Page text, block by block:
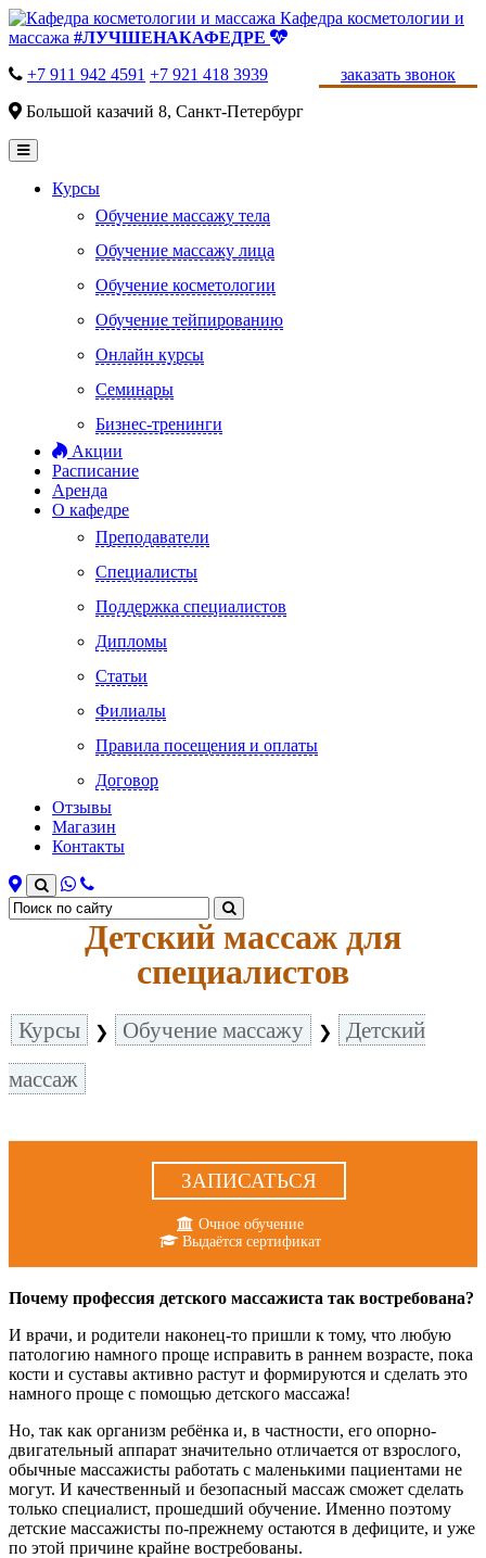
Кафедра косметологии и
массажа #ЛУЧШЕНАКАФЕДРЕ
заказать звонок
+7 911 942 4591 +7 921 418 3939
Большой казачий 8, Санкт-Петербург
Курсы
Обучение массажу тела
Обучение массажу лица
Обучение косметологии
Обучение тейпированию
Онлайн курсы
Семинары
Бизнес-тренинги
Акции
Расписание
Аренда
О кафедре
Преподаватели
Специалисты
Поддержка специалистов
Дипломы
Статьи
Филиалы
Правила посещения и оплаты
Договор
Отзывы
Магазин
Контакты
Детский массаж для
специалистов
Курсы ❯ Обучение массажу ❯
Детский
массаж
ЗАПИСАТЬСЯ
Очное обучение
Выдаётся сертификат
Почему профессия детского массажиста так востребована?
И врачи, и родители наконец-то пришли к тому, что любую
патологию намного проще исправить в раннем возрасте, пока
кости и суставы активно растут и формируются и сделать это
намного проще с помощью детского массажа!
Но, так как организм ребёнка и, в частности, его опорно-
двигательный аппарат значительно отличается от взрослого,
обычные массажисты работать с маленькими пациентами не
могут. И качественный и безопасный массаж сможет сделать
только специалист, прошедший обучение. Именно поэтому
детские массажисты по-прежнему остаются в дефиците, и уже
по этой причине крайне востребованы.